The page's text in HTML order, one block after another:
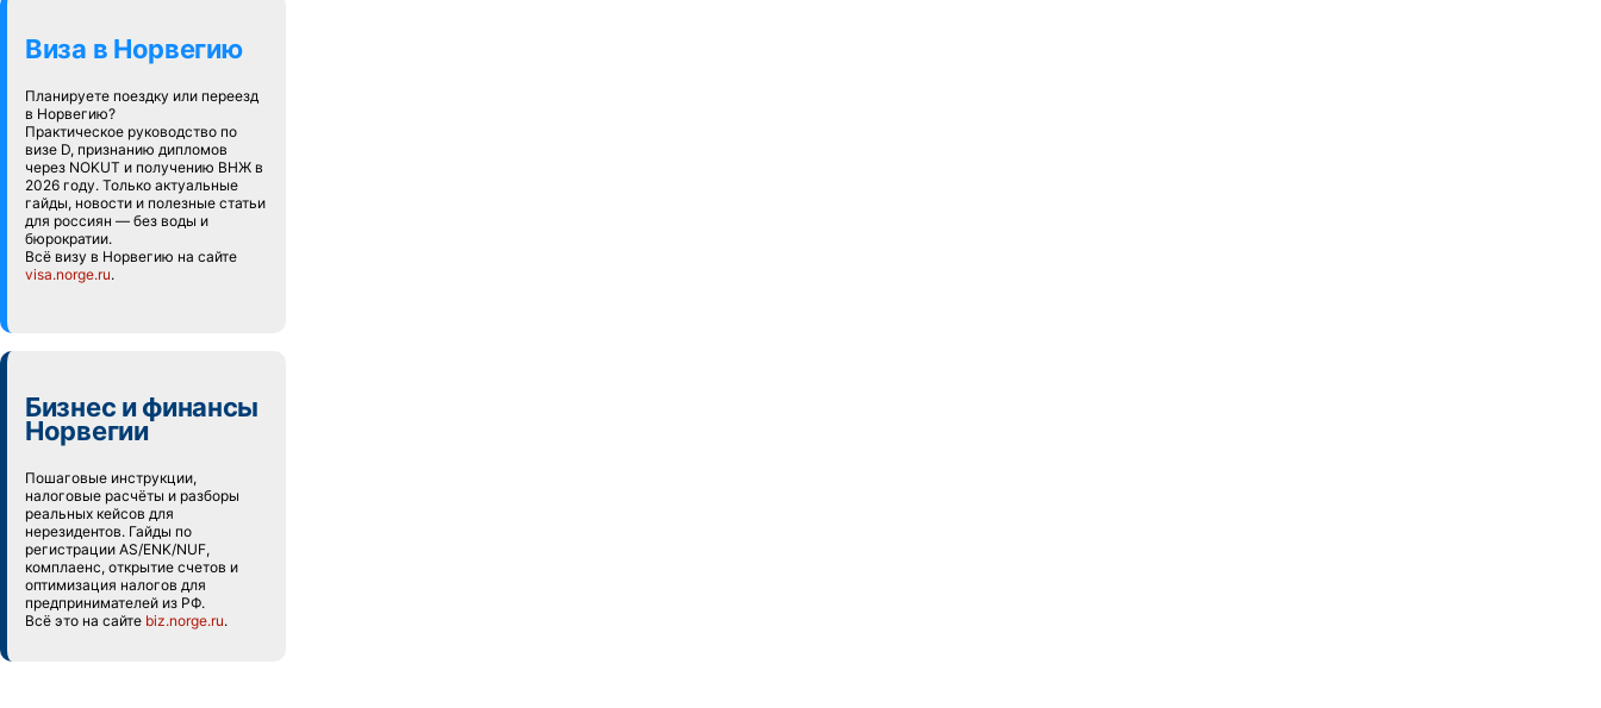
Виза в Норвегию
Планируете поездку или переезд
в Норвегию?
Практическое руководство по
визе D, признанию дипломов
через NOKUT и получению ВНЖ в
2026 году. Только актуальные
гайды, новости и полезные статьи
для россиян — без воды и
бюрократии.
Всё визу в Норвегию на сайте
visa.norge.ru.
Бизнес и финансы
Норвегии
Пошаговые инструкции,
налоговые расчёты и разборы
реальных кейсов для
нерезидентов. Гайды по
регистрации AS/ENK/NUF,
комплаенс, открытие счетов и
оптимизация налогов для
предпринимателей из РФ.
Всё это на сайте biz.norge.ru.